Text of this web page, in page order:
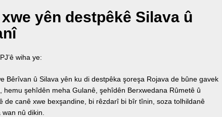
xwe yên destpêkê Silava û
wiha ye:
Bêrîvan û Silava yên ku di destpêka şoreşa Rojava de bûne gavek
hemu şehîdên meha Gulanê, şehîdên Berxwedana Rûmetê û
de canê xwe bexşandine, bi rêzdarî bi bîr tînin, soza tolhildanê
nû dikin.